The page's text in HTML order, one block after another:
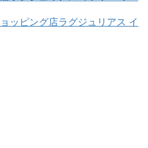
ラグジュリアス イ